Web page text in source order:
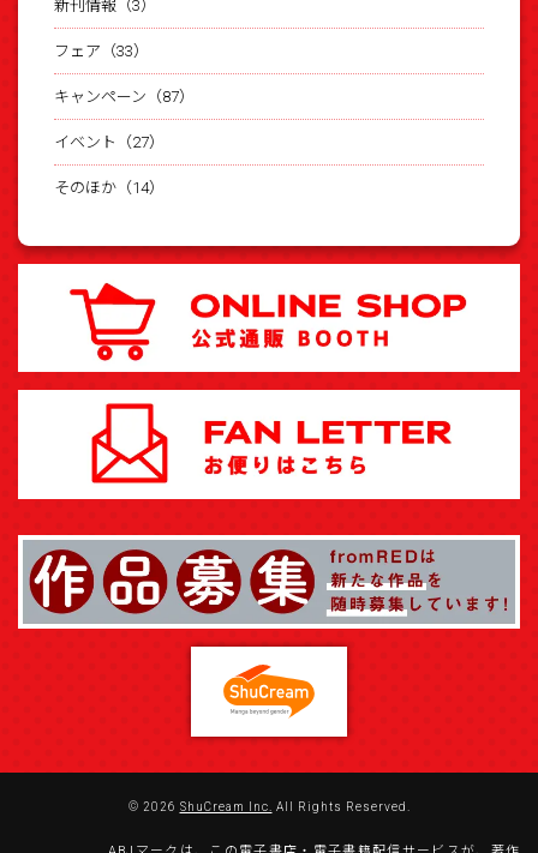
新刊情報（3）
フェア（33）
キャンペーン（87）
イベント（27）
そのほか（14）
© 2026 ShuCream Inc. All Rights Reserved.